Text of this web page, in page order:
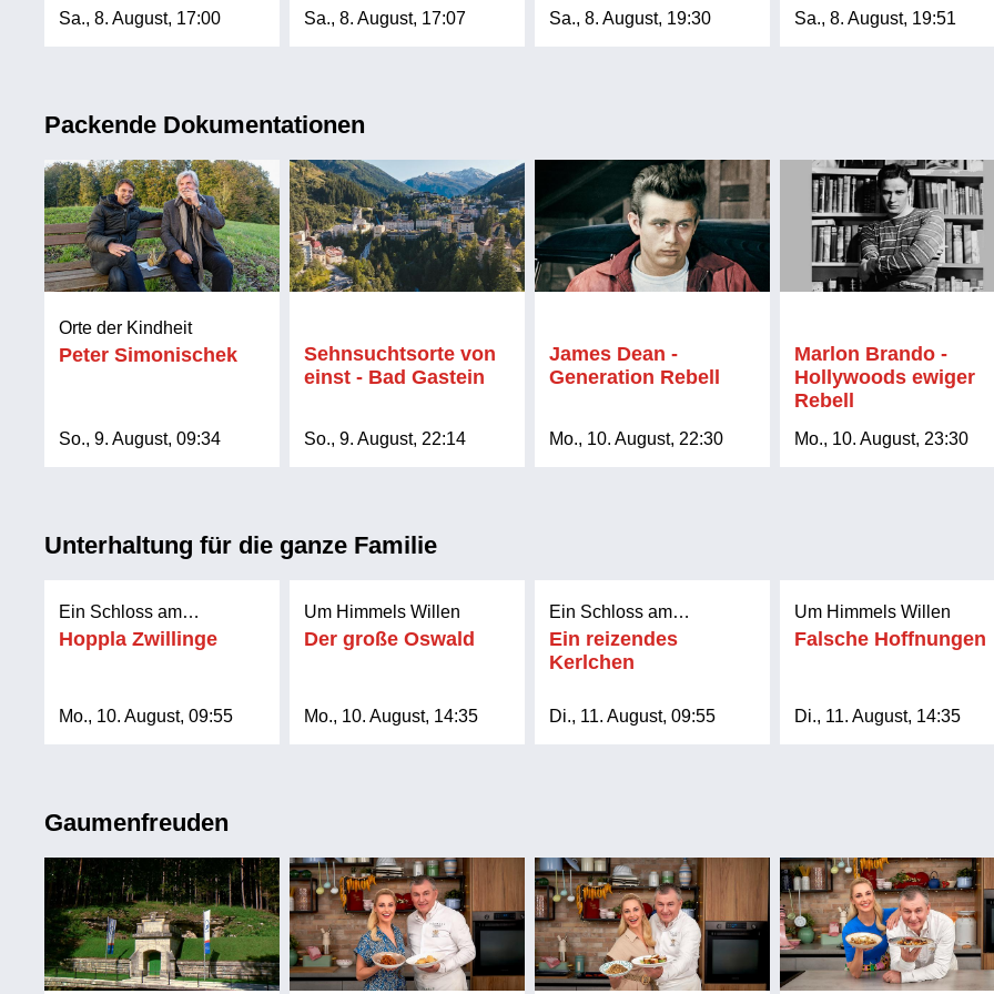
Sa., 8. August, 17:00 Sa., 8. August, 17:07 Sa., 8. August, 19:30 Sa., 8. August, 19:51
Packende Dokumentationen
Orte der Kindheit
Peter Simonischek
So., 9. August, 09:34
Sehnsuchtsorte von
einst - Bad Gastein
So., 9. August, 22:14
James Dean -
Generation Rebell
Mo., 10. August, 22:30
Marlon Brando -
Hollywoods ewiger
Rebell
Mo., 10. August, 23:30
Unterhaltung für die ganze Familie
Ein Schloss am
Wörthersee
Hoppla Zwillinge
Mo., 10. August, 09:55
Um Himmels Willen
Der große Oswald
Mo., 10. August, 14:35
Ein Schloss am
Wörthersee
Ein reizendes
Kerlchen
Di., 11. August, 09:55
Um Himmels Willen
Falsche Hoffnungen
Di., 11. August, 14:35
Gaumenfreuden